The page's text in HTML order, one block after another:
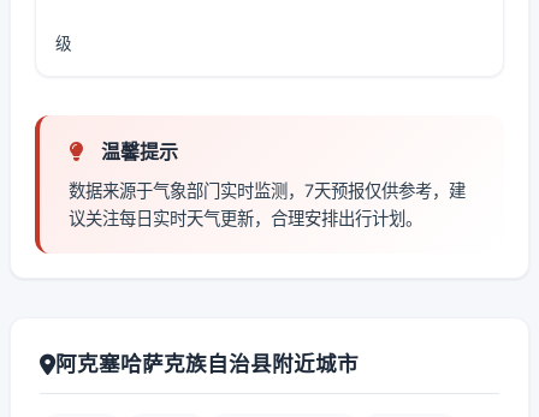
级
温馨提示
数据来源于气象部门实时监测，7天预报仅供参考，建
议关注每日实时天气更新，合理安排出行计划。
阿克塞哈萨克族自治县附近城市